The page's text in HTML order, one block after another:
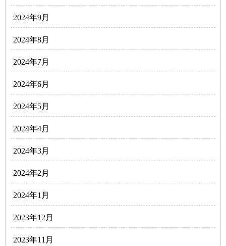
2024年9月
2024年8月
2024年7月
2024年6月
2024年5月
2024年4月
2024年3月
2024年2月
2024年1月
2023年12月
2023年11月